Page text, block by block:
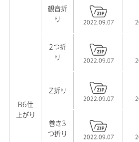
観音折
り
2022.09.07
B6仕
上がり
2つ折
り
2022.09.07
Z折り
2022.09.07
巻き3
つ折り
2022.09.07